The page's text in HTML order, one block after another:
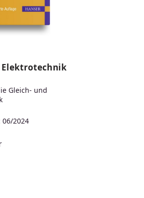
Elektrotechnik
Gleich- und
2024